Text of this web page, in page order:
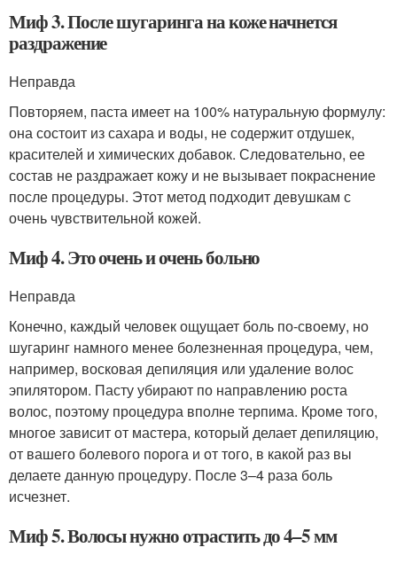
Миф 3. После шугаринга на коже начнется
раздражение
Неправда
Повторяем, паста имеет на 100% натуральную формулу:
она состоит из сахара и воды, не содержит отдушек,
красителей и химических добавок. Следовательно, ее
состав не раздражает кожу и не вызывает покраснение
после процедуры. Этот метод подходит девушкам с
очень чувствительной кожей.
Миф 4. Это очень и очень больно
Неправда
Конечно, каждый человек ощущает боль по-своему, но
шугаринг намного менее болезненная процедура, чем,
например, восковая депиляция или удаление волос
эпилятором. Пасту убирают по направлению роста
волос, поэтому процедура вполне терпима. Кроме того,
многое зависит от мастера, который делает депиляцию,
от вашего болевого порога и от того, в какой раз вы
делаете данную процедуру. После 3–4 раза боль
исчезнет.
Миф 5. Волосы нужно отрастить до 4–5 мм